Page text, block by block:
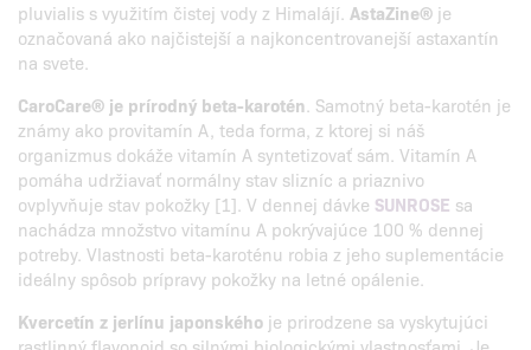
pluvialis s využitím čistej vody z Himalájí. AstaZine® je
označovaná ako najčistejší a najkoncentrovanejší astaxantín
na svete.
CaroCare® je prírodný beta-karotén. Samotný beta-karotén je
známy ako provitamín A, teda forma, z ktorej si náš
organizmus dokáže vitamín A syntetizovať sám. Vitamín A
pomáha udržiavať normálny stav slizníc a priaznivo
ovplyvňuje stav pokožky [1]. V dennej dávke SUNROSE sa
nachádza množstvo vitamínu A pokrývajúce 100 % dennej
potreby. Vlastnosti beta-karoténu robia z jeho suplementácie
ideálny spôsob prípravy pokožky na letné opálenie.
Kvercetín z jerlínu japonského je prirodzene sa vyskytujúci